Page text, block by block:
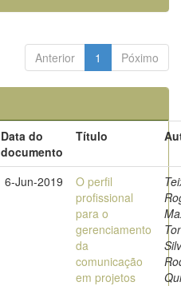
Anterior 1 Póximo
Data do
documento
Título
6-Jun-2019
O perfil
profissional
para o
gerenciamento
da
comunicação
em projetos